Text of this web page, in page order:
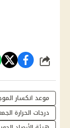
شارك
موعد انكسار
درجات الحرارة